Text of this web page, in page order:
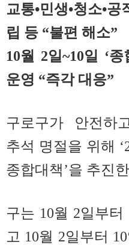
교통•민생•청소•
립 등 “불편 해소”
10월 2일~10일 ‘종
운영 “즉각 대응”
구로구가 안전하
추석 명절을 위해
종합대책’을 추진
구는 10월 2일부
고 10월 2일부터